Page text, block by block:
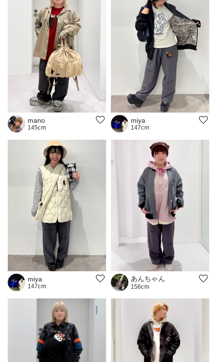
mano
145cm
miya
147cm
miya
147cm
あんちゃん
156cm